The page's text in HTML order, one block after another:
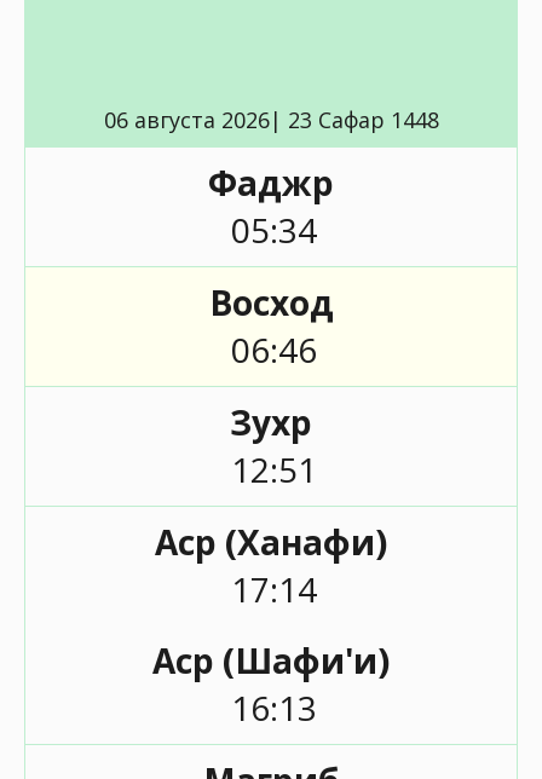
06 августа 2026| 23 Сафар 1448
Фаджр
05:34
Восход
06:46
Зухр
12:51
Аср (Ханафи)
17:14
Аср (Шафи'и)
16:13